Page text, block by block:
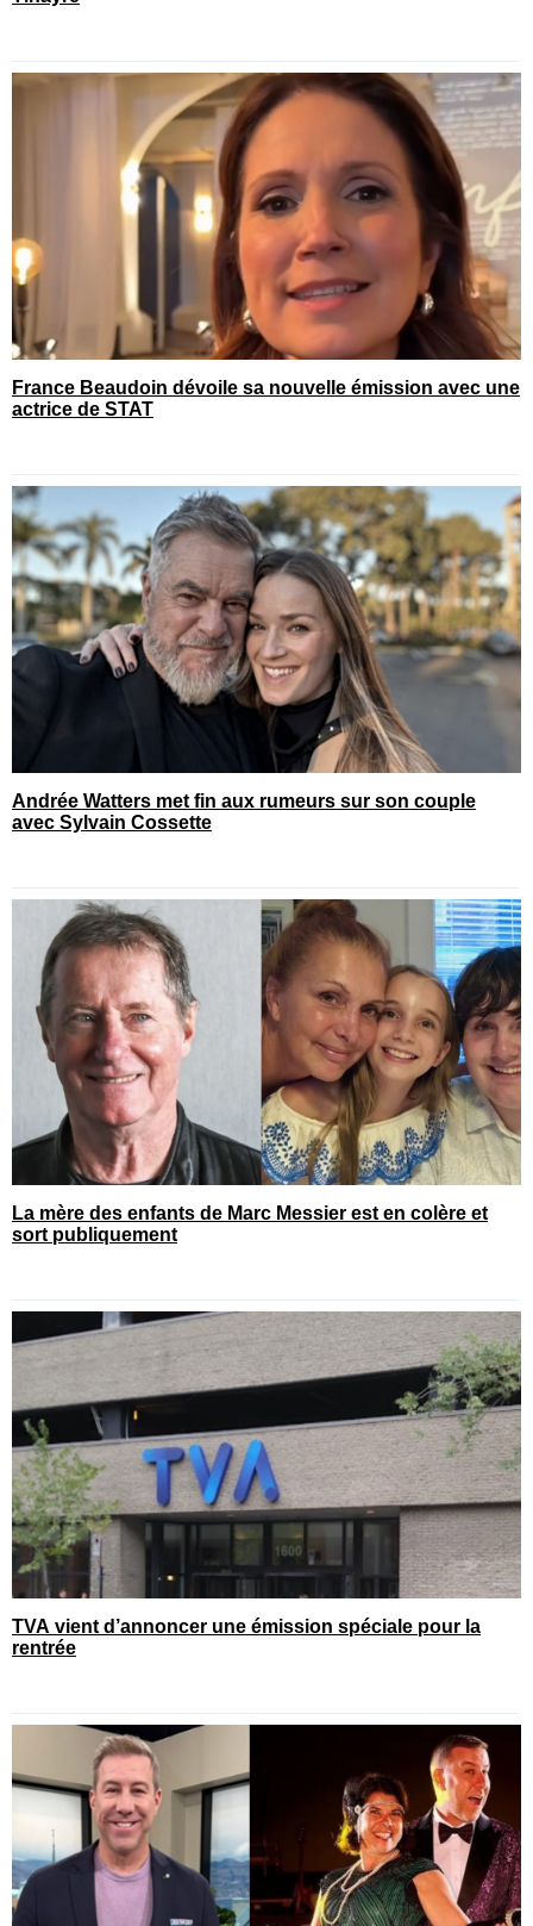
France Beaudoin dévoile sa nouvelle émission avec une
actrice de STAT
Andrée Watters met fin aux rumeurs sur son couple
avec Sylvain Cossette
La mère des enfants de Marc Messier est en colère et
sort publiquement
TVA vient d’annoncer une émission spéciale pour la
rentrée